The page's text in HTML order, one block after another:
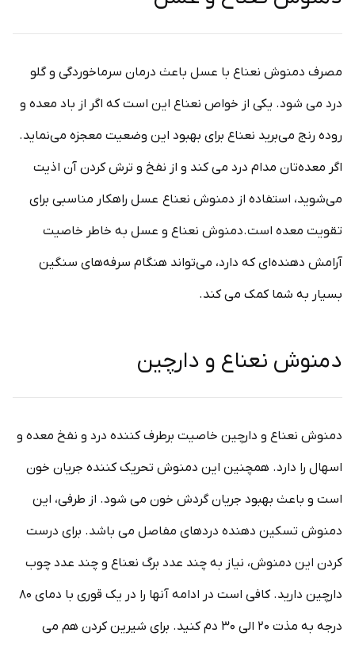
مصرف دمنوش نعناع با عسل باعث درمان سرماخوردگی و گلو
درد می شود. یکی از خواص نعناع این است که اگر از باد معده و
روده رنج می‌برید نعناع برای بهبود این وضعیت معجزه می‌نماید.
اگر معده‌تان مدام درد می کند و از نفخ و ترش کردن آن اذیت
می‌شوید، استفاده از دمنوش نعناع عسل راهکار مناسبی برای
تقویت معده‌ است.دمنوش نعناع و عسل به خاطر خاصیت
آرامش دهنده‌ای که دارد، می‌تواند هنگام سرفه‌های سنگین
بسیار به شما کمک می کند.
دمنوش نعناع و دارچین
دمنوش نعناع و دارچین خاصیت برطرف کننده درد و نفخ معده و
اسهال را دارد. همچنین این دمنوش تحریک کننده جریان خون
است و باعث بهبود جریان گردش خون می شود. از طرفی، این
دمنوش تسکین دهنده دردهای مفاصل می باشد. برای درست
کردن این دمنوش، نیاز به چند عدد برگ نعناع و چند عدد چوب
دارچین دارید. کافی است در ادامه آنها را در یک قوری با دمای ۸۰
درجه به مذت ۲۰ الی ۳۰ دم کنید. برای شیرین کردن هم می